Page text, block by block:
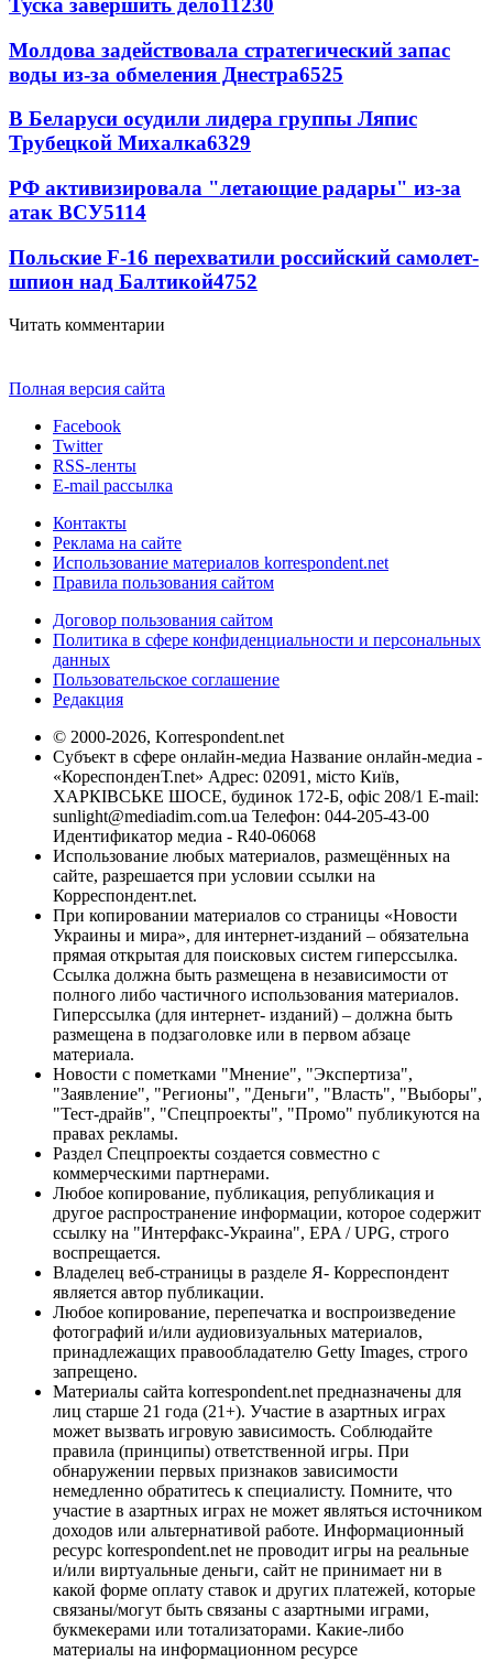
Туска завершить дело11230
Молдова задействовала стратегический запас
воды из-за обмеления Днестра6525
В Беларуси осудили лидера группы Ляпис
Трубецкой Михалка6329
РФ активизировала "летающие радары" из-за
атак ВСУ5114
Польские F-16 перехватили российский самолет-
шпион над Балтикой4752
Читать комментарии
Полная версия сайта
Facebook
Twitter
RSS-ленты
E-mail рассылка
Контакты
Реклама на сайте
Использование материалов korrespondent.net
Правила пользования сайтом
Договор пользования сайтом
Политика в сфере конфиденциальности и персональных
данных
Пользовательское соглашение
Редакция
© 2000-2026, Korrespondent.net
Субъект в сфере онлайн-медиа Название онлайн-медиа -
«КореспонденТ.net» Адрес: 02091, місто Київ,
ХАРКІВСЬКЕ ШОСЕ, будинок 172-Б, офіс 208/1 E-mail:
sunlight@mediadim.com.ua Телефон: 044-205-43-00
Идентификатор медиа - R40-06068
Использование любых материалов, размещённых на
сайте, разрешается при условии ссылки на
Корреспондент.net.
При копировании материалов со страницы «Новости
Украины и мира», для интернет-изданий – обязательна
прямая открытая для поисковых систем гиперссылка.
Ссылка должна быть размещена в независимости от
полного либо частичного использования материалов.
Гиперссылка (для интернет- изданий) – должна быть
размещена в подзаголовке или в первом абзаце
материала.
Новости с пометками "Мнение", "Экспертиза",
"Заявление", "Регионы", "Деньги", "Власть", "Выборы",
"Тест-драйв", "Спецпроекты", "Промо" публикуются на
правах рекламы.
Раздел Спецпроекты создается совместно с
коммерческими партнерами.
Любое копирование, публикация, републикация и
другое распространение информации, которое содержит
ссылку на "Интерфакс-Украина", EPA / UPG, строго
воспрещается.
Владелец веб-страницы в разделе Я- Корреспондент
является автор публикации.
Любое копирование, перепечатка и воспроизведение
фотографий и/или аудиовизуальных материалов,
принадлежащих правообладателю Getty Images, строго
запрещено.
Материалы сайта korrespondent.net предназначены для
лиц старше 21 года (21+). Участие в азартных играх
может вызвать игровую зависимость. Соблюдайте
правила (принципы) ответственной игры. При
обнаружении первых признаков зависимости
немедленно обратитесь к специалисту. Помните, что
участие в азартных играх не может являться источником
доходов или альтернативой работе. Информационный
ресурс korrespondent.net не проводит игры на реальные
и/или виртуальные деньги, сайт не принимает ни в
какой форме оплату ставок и других платежей, которые
связаны/могут быть связаны с азартными играми,
букмекерами или тотализаторами. Какие-либо
материалы на информационном ресурсе